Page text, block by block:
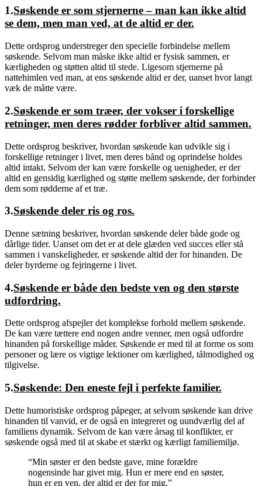
1.Søskende er som stjernerne – man kan ikke altid
se dem, men man ved, at de altid er der.
Dette ordsprog understreger den specielle forbindelse mellem
søskende. Selvom man måske ikke altid er fysisk sammen, er
kærligheden og støtten altid til stede. Ligesom stjernerne på
nattehimlen ved man, at ens søskende altid er der, uanset hvor langt
væk de måtte være.
2.Søskende er som træer, der vokser i forskellige
retninger, men deres rødder forbliver altid sammen.
Dette ordsprog beskriver, hvordan søskende kan udvikle sig i
forskellige retninger i livet, men deres bånd og oprindelse holdes
altid intakt. Selvom der kan være forskelle og uenigheder, er der
altid en gensidig kærlighed og støtte mellem søskende, der forbinder
dem som rødderne af et træ.
3.Søskende deler ris og ros.
Denne sætning beskriver, hvordan søskende deler både gode og
dårlige tider. Uanset om det er at dele glæden ved succes eller stå
sammen i vanskeligheder, er søskende altid der for hinanden. De
deler byrderne og fejringerne i livet.
4.Søskende er både den bedste ven og den største
udfordring.
Dette ordsprog afspejler det komplekse forhold mellem søskende.
De kan være tættere end nogen andre venner, men også udfordre
hinanden på forskellige måder. Søskende er med til at forme os som
personer og lære os vigtige lektioner om kærlighed, tålmodighed og
tilgivelse.
5.Søskende: Den eneste fejl i perfekte familier.
Dette humoristiske ordsprog påpeger, at selvom søskende kan drive
hinanden til vanvid, er de også en integreret og uundværlig del af
familiens dynamik. Selvom de kan være årsag til konflikter, er
søskende også med til at skabe et stærkt og kærligt familiemiljø.
“Min søster er den bedste gave, mine forældre
nogensinde har givet mig. Hun er mere end en søster,
hun er en ven, der altid er der for mig.”